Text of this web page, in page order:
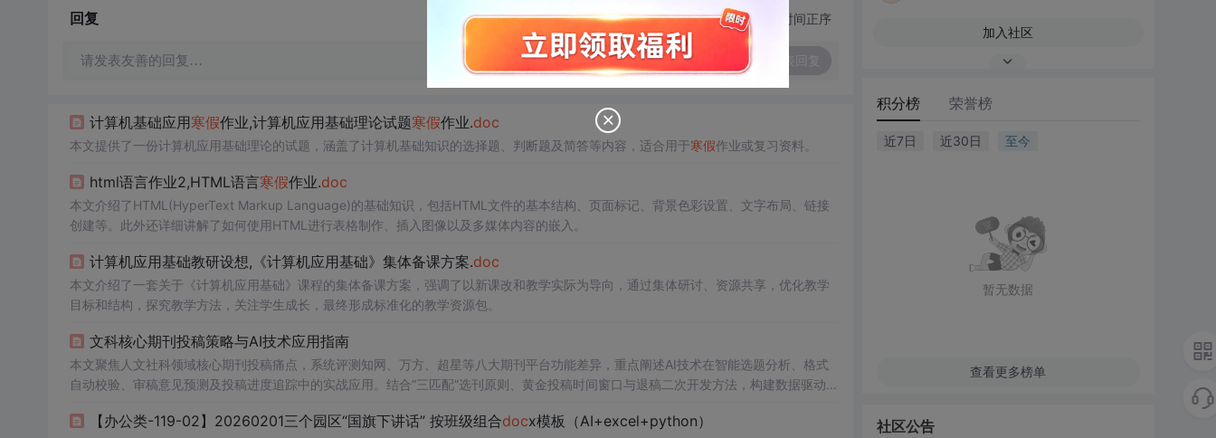
回复 切换为时间正序
请发表友善的回复…
计算机基础应用寒假作业,计算机应用基础理论试题寒假作业.doc
本文提供了一份计算机应用基础理论的试题，涵盖了计算机基础知识的选择题、判断题及简答等内容，适合用于寒假作业或复习资料。
html语言作业2,HTML语言寒假作业.doc
本文介绍了HTML(HyperText Markup Language)的基础知识，包括HTML文件的基本结构、页面标记、背景色彩设置、文字布局、链接
创建等。此外还详细讲解了如何使用HTML进行表格制作、插入图像以及多媒体内容的嵌入。
计算机应用基础教研设想,《计算机应用基础》集体备课方案.doc
本文介绍了一套关于《计算机应用基础》课程的集体备课方案，强调了以新课改和教学实际为导向，通过集体研讨、资源共享，优化教学
目标和结构，探究教学方法，关注学生成长，最终形成标准化的教学资源包。
文科核心期刊投稿策略与AI技术应用指南
本文聚焦人文社科领域核心期刊投稿痛点，系统评测知网、万方、超星等八大期刊平台功能差异，重点阐述AI技术在智能选题分析、格式
自动校验、审稿意见预测及投稿进度追踪中的实战应用。结合“三匹配”选刊原则、黄金投稿时间窗口与退稿二次开发方法，构建数据驱动的
【办公类-119-02】20260201三个园区“国旗下讲话” 按班级组合docx模板（AI+excel+python）
加入社区
积分榜 荣誉榜
近7日 近30日 至今
暂无数据
查看更多榜单
社区公告